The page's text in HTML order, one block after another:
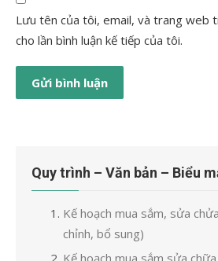
Lưu tên của tôi, email, và trang web
cho lần bình luận kế tiếp của tôi.
Quy trình – Văn bản – Biểu
Kế hoạch mua sắm, sửa
chỉnh, bổ sung)
Kế hoạch mua sắm sửa